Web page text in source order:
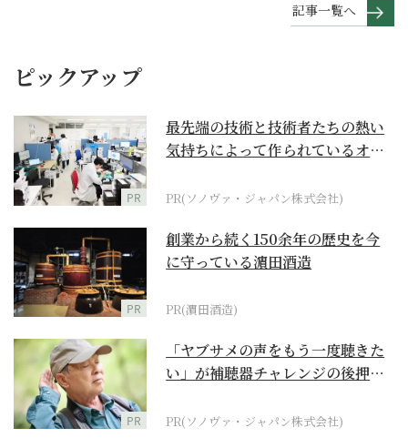
記事一覧へ
ピックアップ
PR
最先端の技術と技術者たちの熱い
気持ちによって作られているオー
PR(ソノヴァ・ジャパン株式会社)
PR
創業から続く150余年の歴史を今
に守っている濵田酒造
PR(濵田酒造)
PR
「ヤブサメの声をもう一度聴きた
い」が補聴器チャレンジの後押し
PR(ソノヴァ・ジャパン株式会社)